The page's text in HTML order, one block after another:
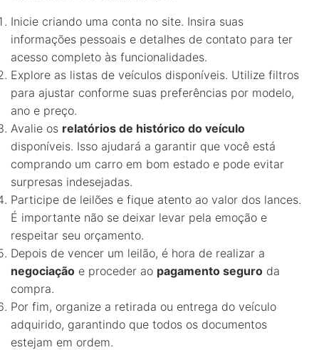
Inicie criando uma conta no site. Insira suas
informações pessoais e detalhes de contato para ter
acesso completo às funcionalidades.
Explore as listas de veículos disponíveis. Utilize filtros
para ajustar conforme suas preferências por modelo,
ano e preço.
Avalie os relatórios de histórico do veículo
disponíveis. Isso ajudará a garantir que você está
comprando um carro em bom estado e pode evitar
surpresas indesejadas.
Participe de leilões e fique atento ao valor dos lances.
É importante não se deixar levar pela emoção e
respeitar seu orçamento.
Depois de vencer um leilão, é hora de realizar a
negociação e proceder ao pagamento seguro da
compra.
Por fim, organize a retirada ou entrega do veículo
adquirido, garantindo que todos os documentos
estejam em ordem.